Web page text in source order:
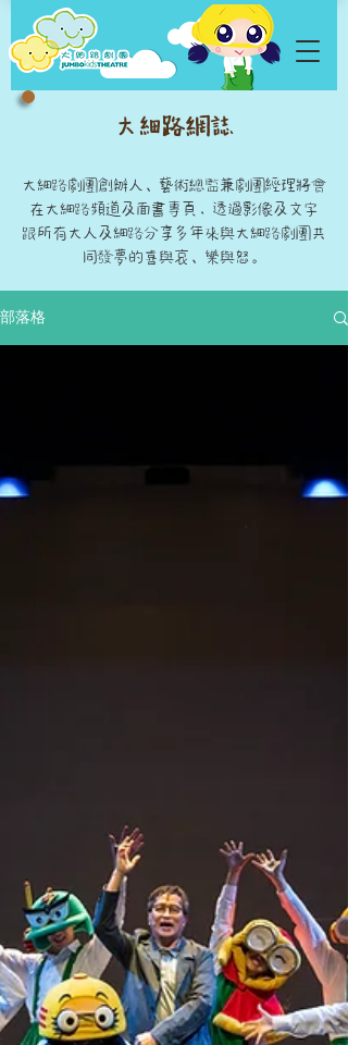
大細路網誌
大細路劇團創辦人、藝術總監兼劇團經理將會
在大細路頻道及面書專頁，透過影像及文字
跟所有大人及細路分享多年來與大細路劇團共
同發夢的喜與哀、樂與怒。
部落格